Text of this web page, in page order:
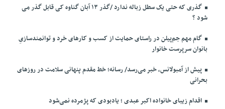
گذری که حتی یک سطل زباله ندارد /گذر ۱۳ آبان گناوه کی قابل گذر می
شود ؟
گام مهم جم‌پیلن در راستای حمایت از کسب و کارهای خرد و توانمندسازیِ
بانوان سرپرست خانوار
پیش از آمبولانس، خبر می‌رسد/ رسانه؛ خط مقدم پنهانی سلامت در روزهای
بحرانی
اقدام زیبای خانواده اکبر عبدی ؛ یادبودی که پژمرده نمی‌شود